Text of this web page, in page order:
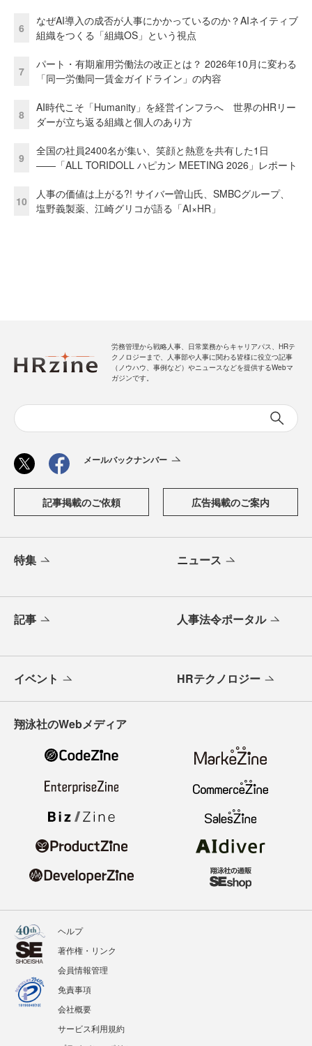
6
なぜAI導入の成否が人事にかかっているのか？AIネイティブ
組織をつくる「組織OS」という視点
7
パート・有期雇用労働法の改正とは？ 2026年10月に変わる
「同一労働同一賃金ガイドライン」の内容
8
AI時代こそ「Humanity」を経営インフラへ 世界のHRリー
ダーが立ち返る組織と個人のあり方
9
全国の社員2400名が集い、笑顔と熱意を共有した1日
――「ALL TORIDOLL ハピカン MEETING 2026」レポート
10
人事の価値は上がる?! サイバー曽山氏、SMBCグループ、
塩野義製薬、江崎グリコが語る「AI×HR」
労務管理から戦略人事、日常業務からキャリアパス、HRテ
クノロジーまで、人事部や人事に関わる皆様に役立つ記事
（ノウハウ、事例など）やニュースなどを提供するWebマ
ガジンです。
メールバックナンバー
記事掲載のご依頼 広告掲載のご案内
特集 ニュース
記事 人事法令ポータル
イベント HRテクノロジー
翔泳社のWebメディア
ヘルプ
著作権・リンク
会員情報管理
免責事項
会社概要
サービス利用規約